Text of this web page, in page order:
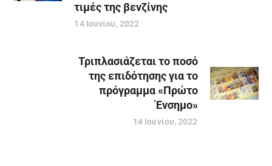
τιμές της βενζίνης
14 Ιουνίου, 2022
Τριπλασιάζεται το ποσό
της επιδότησης για το
πρόγραμμα «Πρώτο
Ένσημο»
14 Ιουνίου, 2022